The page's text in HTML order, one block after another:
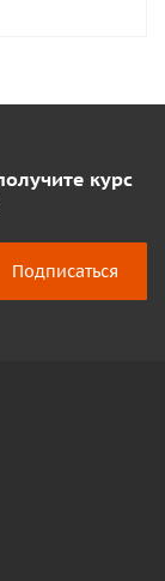
курс